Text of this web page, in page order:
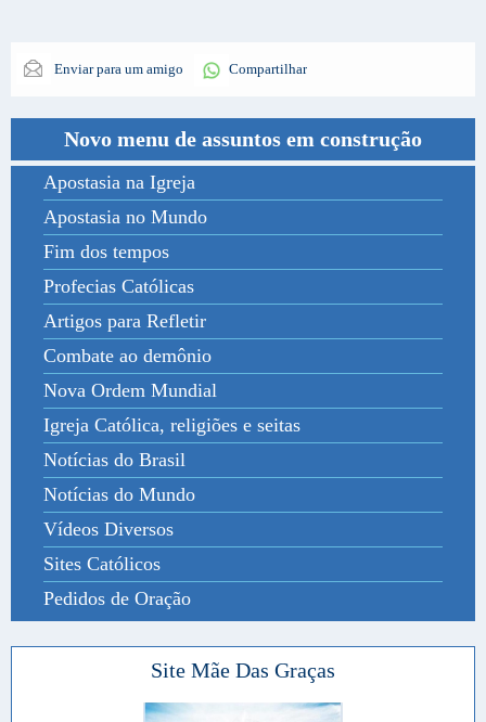
Enviar para um amigo Compartilhar
Novo menu de assuntos em construção
Apostasia na Igreja
Apostasia no Mundo
Fim dos tempos
Profecias Católicas
Artigos para Refletir
Combate ao demônio
Nova Ordem Mundial
Igreja Católica, religiões e seitas
Notícias do Brasil
Notícias do Mundo
Vídeos Diversos
Sites Católicos
Pedidos de Oração
Site Mãe Das Graças